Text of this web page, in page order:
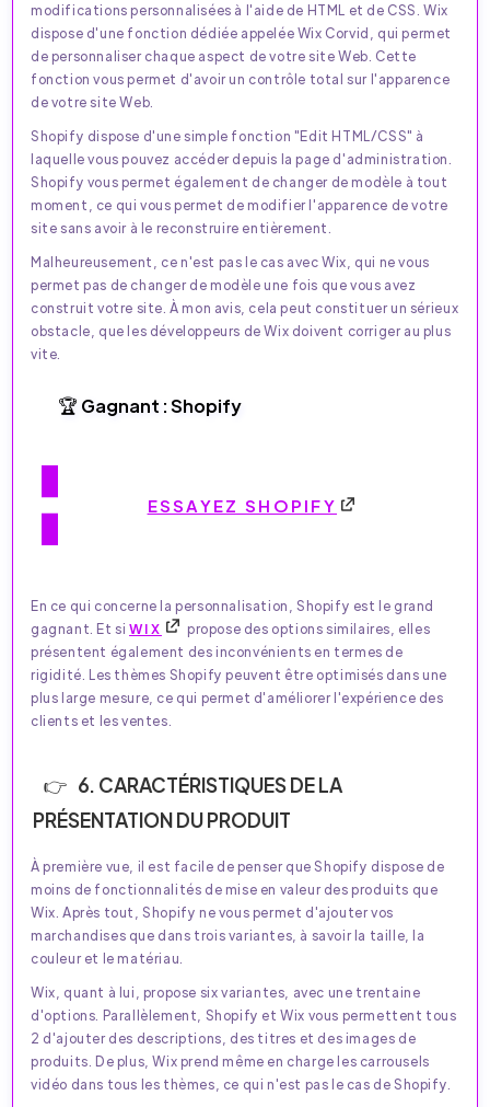
modifications personnalisées à l'aide de HTML et de CSS. Wix
dispose d'une fonction dédiée appelée Wix Corvid, qui permet
de personnaliser chaque aspect de votre site Web. Cette
fonction vous permet d'avoir un contrôle total sur l'apparence
de votre site Web.
Shopify dispose d'une simple fonction "Edit HTML/CSS" à
laquelle vous pouvez accéder depuis la page d'administration.
Shopify vous permet également de changer de modèle à tout
moment, ce qui vous permet de modifier l'apparence de votre
site sans avoir à le reconstruire entièrement.
Malheureusement, ce n'est pas le cas avec Wix, qui ne vous
permet pas de changer de modèle une fois que vous avez
construit votre site. À mon avis, cela peut constituer un sérieux
obstacle, que les développeurs de Wix doivent corriger au plus
vite.
🏆 Gagnant : Shopify
ESSAYEZ SHOPIFY
En ce qui concerne la personnalisation, Shopify est le grand
gagnant. Et siWIX
propose des options similaires, elles
présentent également des inconvénients en termes de
rigidité. Les thèmes Shopify peuvent être optimisés dans une
plus large mesure, ce qui permet d'améliorer l'expérience des
clients et les ventes.
6. CARACTÉRISTIQUES DE LA
PRÉSENTATION DU PRODUIT
À première vue, il est facile de penser que Shopify dispose de
moins de fonctionnalités de mise en valeur des produits que
Wix. Après tout, Shopify ne vous permet d'ajouter vos
marchandises que dans trois variantes, à savoir la taille, la
couleur et le matériau.
Wix, quant à lui, propose six variantes, avec une trentaine
d'options. Parallèlement, Shopify et Wix vous permettent tous
2 d'ajouter des descriptions, des titres et des images de
produits. De plus, Wix prend même en charge les carrousels
vidéo dans tous les thèmes, ce qui n'est pas le cas de Shopify.